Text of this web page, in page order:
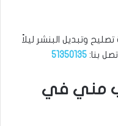
وتبديل البنشر ليلاً
51350135
مني في